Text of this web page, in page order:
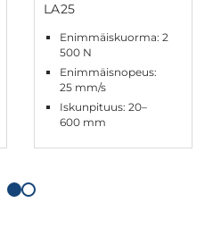
LA25
Enimmäiskuorma: 2
500 N
Enimmäisnopeus:
25 mm/s
Iskunpituus: 20–
600 mm